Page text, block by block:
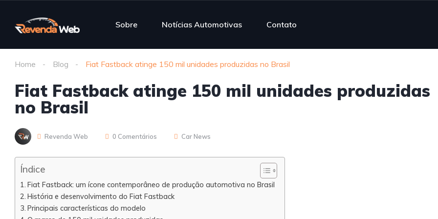
Sobre Notícias Automotivas Contato
Home Blog Fiat Fastback atinge 150 mil unidades produzidas no Brasil
Fiat Fastback atinge 150 mil unidades produzidas
no Brasil
Revenda Web 0 Comentários Car News
Índice
Fiat Fastback: um ícone contemporâneo de produção automotiva no Brasil
História e desenvolvimento do Fiat Fastback
Principais características do modelo